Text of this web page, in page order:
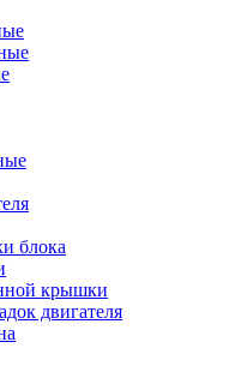
блока
крышки
двигателя